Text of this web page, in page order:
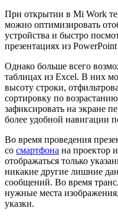
При открытии в Mi Work
можно оптимизировать
устройства и быстро
презентациях из
Однако больше всего
таблицах из Excel. В них
высоту строки,
сортировку по
зафиксировать на экране
более удобной навигации
Во время проведения
со смартфона на проектор
отображаться только
никакие другие лишние
сообщений. Во время
нужные места
указки.